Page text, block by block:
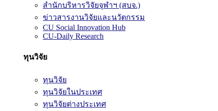
สำนักบริหารวิจัยจุฬาฯ (สบจ.)
ข่าวสารงานวิจัยและนวัตกรรม
CU Social Innovation Hub
CU-Daily Research
ทุนวิจัย
ทุนวิจัย
ทุนวิจัยในประเทศ
ทุนวิจัยต่างประเทศ